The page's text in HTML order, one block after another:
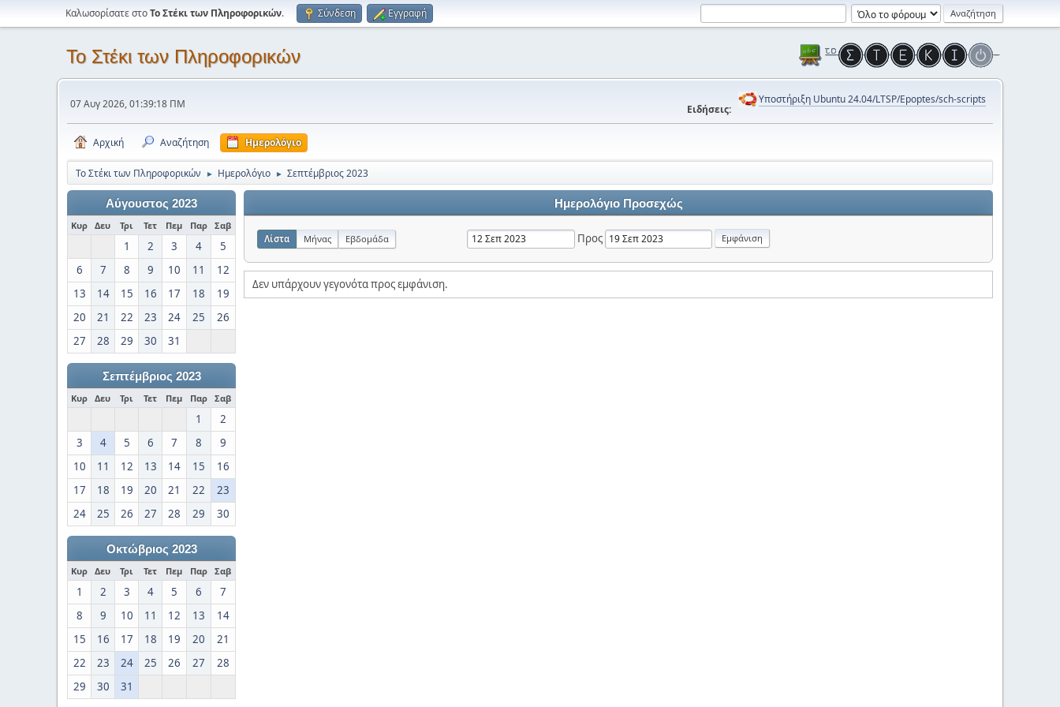
Καλωσορίσατε στοΤο Στέκι των Πληροφορικών. Σύνδεση Εγγραφή
Το Στέκι των Πληροφορικών
07 Αυγ 2026, 01:39:18 ΠΜ Ειδήσεις:
Υποστήριξη Ubuntu 24.04/LTSP/Epoptes/sch-scripts
Αρχική Αναζήτηση Ημερολόγιο
Το Στέκι των Πληροφορικών ► Ημερολόγιο ► Σεπτέμβριος 2023
Αύγουστος 2023
Κυρ Δευ Τρι Τετ Πεμ Παρ Σαβ
1 2 3 4
5
6
7 8 9 10 11
12
13
14 15 16 17 18
19
20
21 22 23 24 25
26
27
28 29 30 31
Σεπτέμβριος 2023
Κυρ Δευ Τρι Τετ Πεμ Παρ Σαβ
1
2
3
4 5 6 7 8
9
10
11 12 13 14 15
16
17
18 19 20 21 22
23
24
25 26 27 28 29 30
Οκτώβριος 2023
Κυρ Δευ Τρι Τετ Πεμ Παρ Σαβ
1 2 3 4 5 6
7
8
9 10 11 12 13
14
15
16 17 18 19 20
21
22
23 24 25 26 27
28
29
30 31
Ημερολόγιο Προσεχώς
Λίστα Μήνας Εβδομάδα Προς
Δεν υπάρχουν γεγονότα προς εμφάνιση.